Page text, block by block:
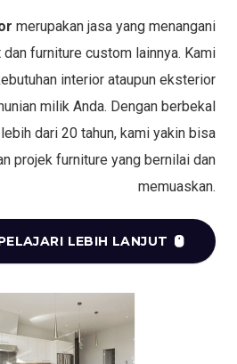
merupakan jasa yang menangani
furniture custom lainnya. Kami
interior ataupun eksterior
milik Anda. Dengan berbekal
dari 20 tahun, kami yakin bisa
projek furniture yang bernilai dan
memuaskan.
LEBIH LANJUT